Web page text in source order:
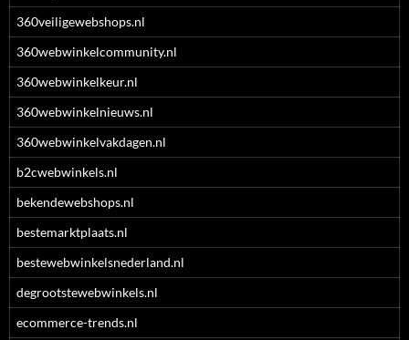
360veiligewebshops.nl
360webwinkelcommunity.nl
360webwinkelkeur.nl
360webwinkelnieuws.nl
360webwinkelvakdagen.nl
b2cwebwinkels.nl
bekendewebshops.nl
bestemarktplaats.nl
bestewebwinkelsnederland.nl
degrootstewebwinkels.nl
ecommerce-trends.nl